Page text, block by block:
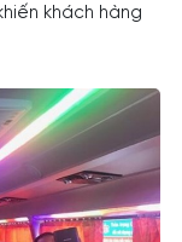
khách hàng